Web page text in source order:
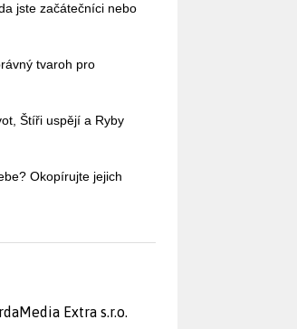
jste začátečníci nebo
tvaroh pro
Štíři uspějí a Ryby
Okopírujte jejich
Extra s.r.o.